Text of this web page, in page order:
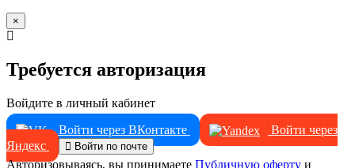
×
Требуется авторизация
Войдите в личный кабинет
Войти через ВКонтакте
Войти через
Яндекс
Войти по почте
Авторизовываясь, вы принимаете Публичную оферту и